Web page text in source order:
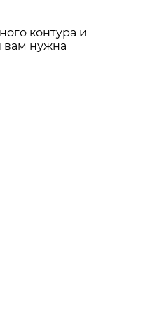
контура и
вам нужна